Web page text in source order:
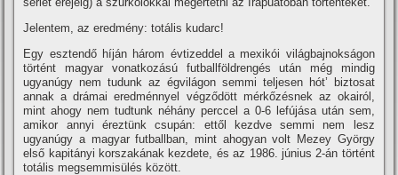
Jelentem, az eredmény: totális kudarc!
Egy esztendő hí­ján három évtizeddel a mexikói világbajnokságon
történt magyar vonatkozású futballföldrengés után még mindig
ugyanúgy nem tudunk az égvilágon semmi teljesen hót’ biztosat
annak a drámai eredménnyel végződött mérkőzésnek az okairól,
mint ahogy nem tudtunk néhány perccel a 0-6 lefújása után sem,
amikor annyi éreztünk csupán: ettől kezdve semmi nem lesz
ugyanúgy a magyar futballban, mint ahogyan volt Mezey György
első kapitányi korszakának kezdete, és az 1986. június 2-án történt
totális megsemmisülés között.